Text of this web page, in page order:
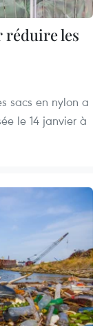
réduire les
sacs en nylon a
le 14 janvier à